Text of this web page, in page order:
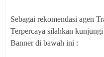
Sebagai rekomendasi agen
Terpercaya silahkan
Banner di bawah ini :